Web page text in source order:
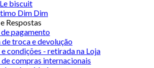
biscuit
Dim Dim
Respostas
pagamento
troca e devolução
condições - retirada na Loja
de compras internacionais